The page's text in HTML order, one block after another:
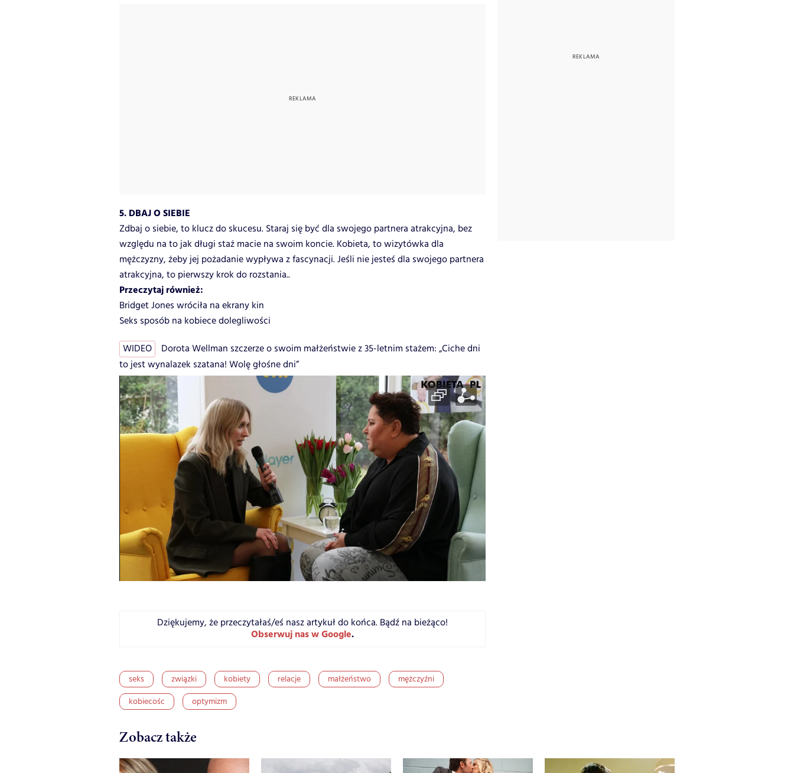
5. DBAJ O SIEBIE
Zdbaj o siebie, to klucz do skucesu. Staraj się być dla swojego partnera atrakcyjna, bez
względu na to jak długi staż macie na swoim koncie. Kobieta, to wizytówka dla
mężczyzny, żeby jej pożadanie wypływa z fascynacji. Jeśli nie jesteś dla swojego partnera
atrakcyjna, to pierwszy krok do rozstania..
Przeczytaj również:
Bridget Jones wróciła na ekrany kin
Seks sposób na kobiece dolegliwości
WIDEO
Dorota Wellman szczerze o swoim małżeństwie z 35-letnim stażem: „Ciche dni
to jest wynalazek szatana! Wolę głośne dni”
Dziękujemy, że przeczytałaś/eś nasz artykuł do końca. Bądź na bieżąco!
Obserwuj nas w Google.
seks związki kobiety relacje małżeństwo
mężczyźni
kobiecośc
optymizm
Zobacz także